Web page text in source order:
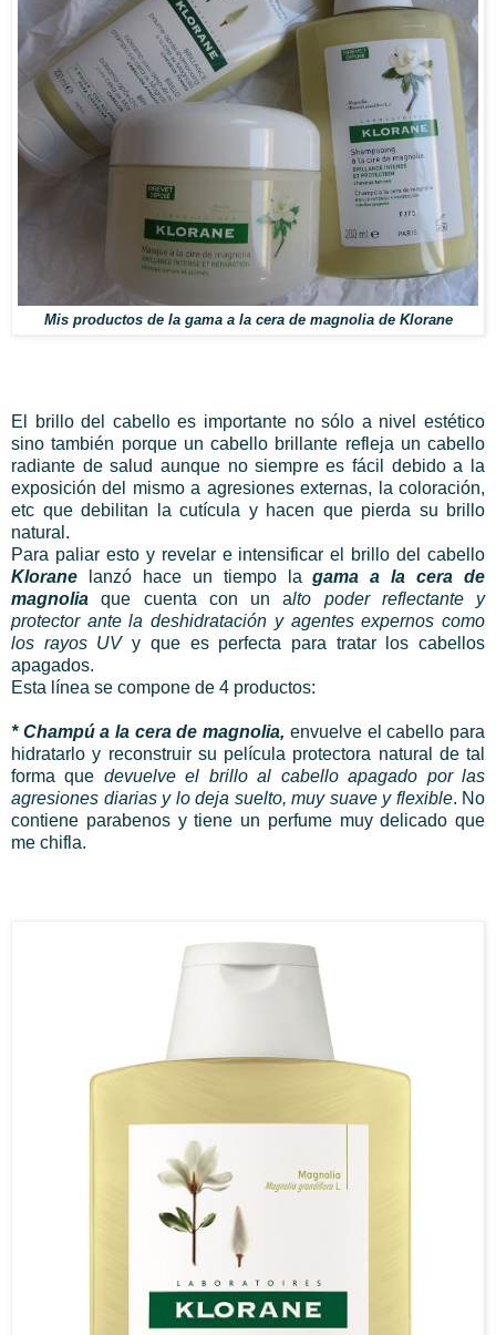
Mis productos de la gama a la cera de magnolia de Klorane
El brillo del cabello es importante no sólo a nivel estético
sino también porque un cabello brillante refleja un cabello
radiante de salud aunque no siempre es fácil debido a la
exposición del mismo a agresiones externas, la coloración,
etc que debilitan la cutícula y hacen que pierda su brillo
natural.
Para paliar esto y revelar e intensificar el brillo del cabello
Klorane lanzó hace un tiempo lagama a la cera de
magnoliaque cuenta con un alto poder reflectante y
protector ante la deshidratación y agentes expernos como
los rayos UVy que es perfecta para tratar los cabellos
apagados.
Esta línea se compone de 4 productos:
* Champú a la cera de magnolia, envuelve el cabello para
hidratarlo y reconstruir su película protectora natural de tal
forma que devuelve el brillo al cabello apagado por las
agresiones diarias y lo deja suelto, muy suave y flexible. No
contiene parabenos y tiene un perfume muy delicado que
me chifla.